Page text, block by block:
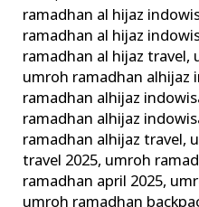
ramadhan al hijaz
ramadhan al hijaz
ramadhan al hijaz travel,
umroh ramadhan alhijaz
ramadhan alhijaz
ramadhan alhijaz
ramadhan alhijaz travel,
travel 2025, umroh
ramadhan april 2025,
umroh ramadhan